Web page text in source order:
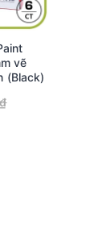
vẽ
(Black)